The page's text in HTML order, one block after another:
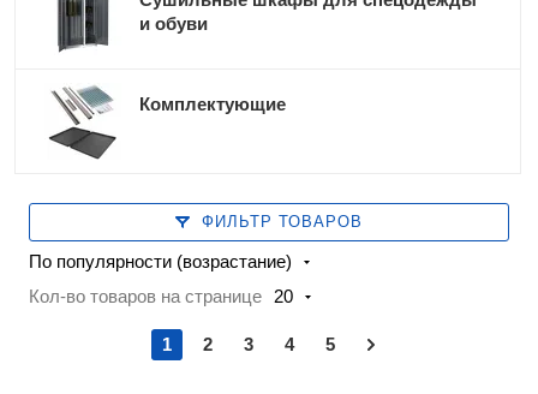
и обуви
Комплектующие
ФИЛЬТР ТОВАРОВ
По популярности (возрастание)
Кол-во товаров на странице
20
1 2 3 4 5